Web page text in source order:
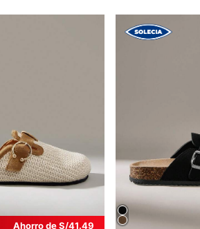
Ahorro de S/41.49